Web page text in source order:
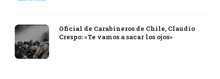
Oficial de Carabineros de Chile, Claudio
Crespo: «Te vamos a sacar los ojos»